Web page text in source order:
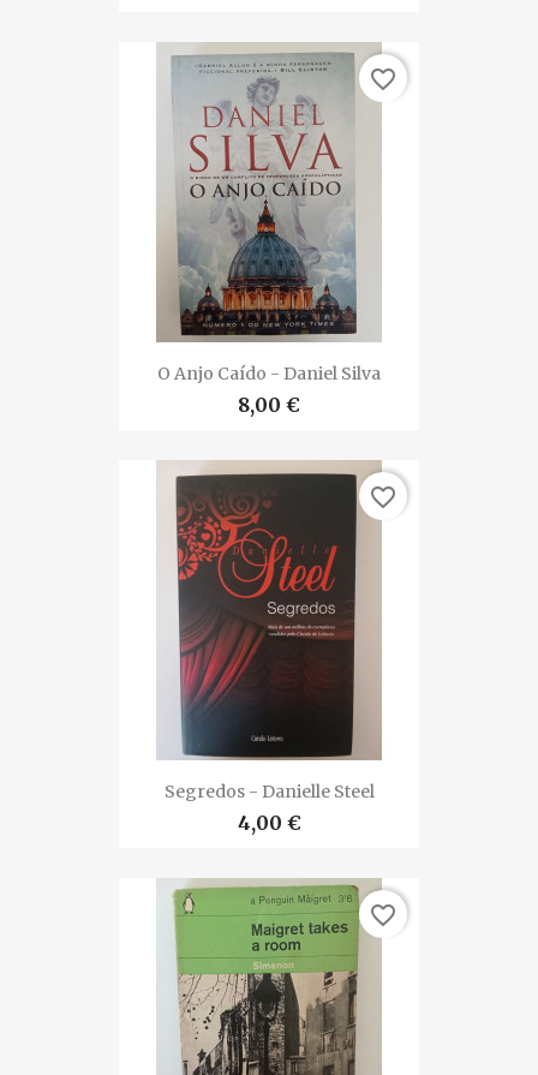
O Anjo Caído - Daniel Silva
8,00 €
favorite_border
Segredos - Danielle Steel
4,00 €
favorite_border
favorite_border